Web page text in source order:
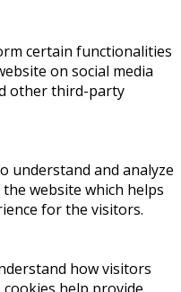
certain functionalities
on social media
other third-party
understand and analyze
website which helps
for the visitors.
how visitors
help provide